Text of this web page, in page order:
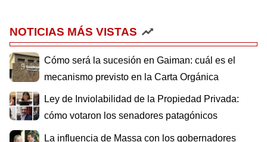
NOTICIAS MÁS VISTAS
Cómo será la sucesión en Gaiman: cuál es el
mecanismo previsto en la Carta Orgánica
Ley de Inviolabilidad de la Propiedad Privada:
cómo votaron los senadores patagónicos
La influencia de Massa con los gobernadores